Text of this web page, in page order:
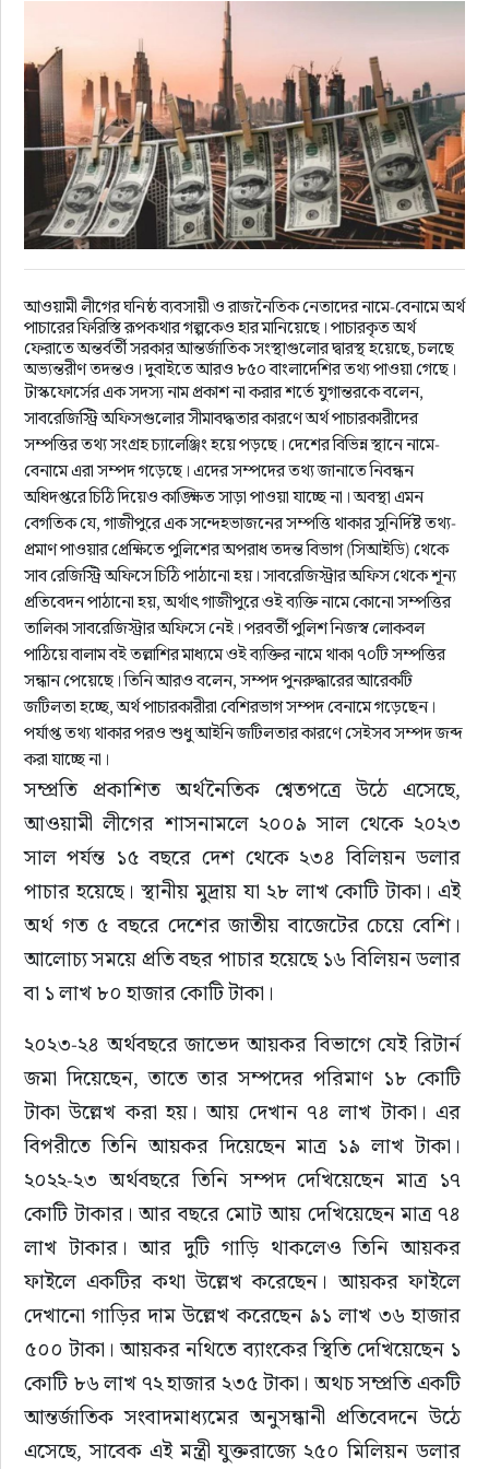
রাজনীতি
নির্বাচন
আলোচিত সংবাদ
ই-পেপার
আওয়ামী লীগের ঘনিষ্ঠ ব্যবসায়ী ও রাজনৈতিক নেতাদের নামে-বেনামে অর্থ
পাচারের ফিরিস্তি রূপকথার গল্পকেও হার মানিয়েছে। পাচারকৃত অর্থ
ফেরাতে অন্তর্বর্তী সরকার আন্তর্জাতিক সংস্থাগুলোর দ্বারস্থ হয়েছে, চলছে
অভ্যন্তরীণ তদন্তও। দুবাইতে আরও ৮৫০ বাংলাদেশির তথ্য পাওয়া গেছে।
টাস্কফোর্সের এক সদস্য নাম প্রকাশ না করার শর্তে যুগান্তরকে বলেন,
সাবরেজিস্ট্রি অফিসগুলোর সীমাবদ্ধতার কারণে অর্থ পাচারকারীদের
সম্পত্তির তথ্য সংগ্রহ চ্যালেঞ্জিং হয়ে পড়ছে। দেশের বিভিন্ন স্থানে নামে-
বেনামে এরা সম্পদ গড়েছে। এদের সম্পদের তথ্য জানাতে নিবন্ধন
অধিদপ্তরে চিঠি দিয়েও কাঙ্ক্ষিত সাড়া পাওয়া যাচ্ছে না। অবস্থা এমন
বেগতিক যে, গাজীপুরে এক সন্দেহভাজনের সম্পত্তি থাকার সুনির্দিষ্ট তথ্য-
প্রমাণ পাওয়ার প্রেক্ষিতে পুলিশের অপরাধ তদন্ত বিভাগ (সিআইডি) থেকে
সাব রেজিস্ট্রি অফিসে চিঠি পাঠানো হয়। সাবরেজিস্ট্রার অফিস থেকে শূন্য
প্রতিবেদন পাঠানো হয়, অর্থাৎ গাজীপুরে ওই ব্যক্তি নামে কোনো সম্পত্তির
তালিকা সাবরেজিস্ট্রার অফিসে নেই। পরবর্তী পুলিশ নিজস্ব লোকবল
পাঠিয়ে বালাম বই তল্লাশির মাধ্যমে ওই ব্যক্তির নামে থাকা ৭০টি সম্পত্তির
সন্ধান পেয়েছে। তিনি আরও বলেন, সম্পদ পুনরুদ্ধারের আরেকটি
জটিলতা হচ্ছে, অর্থ পাচারকারীরা বেশিরভাগ সম্পদ বেনামে গড়েছেন।
পর্যাপ্ত তথ্য থাকার পরও শুধু আইনি জটিলতার কারণে সেইসব সম্পদ জব্দ
করা যাচ্ছে না।
সম্প্রতি প্রকাশিত অর্থনৈতিক শ্বেতপত্রে উঠে এসেছে,
আওয়ামী লীগের শাসনামলে ২০০৯ সাল থেকে ২০২৩
সাল পর্যন্ত ১৫ বছরে দেশ থেকে ২৩৪ বিলিয়ন ডলার
পাচার হয়েছে। স্থানীয় মুদ্রায় যা ২৮ লাখ কোটি টাকা। এই
অর্থ গত ৫ বছরে দেশের জাতীয় বাজেটের চেয়ে বেশি।
আলোচ্য সময়ে প্রতি বছর পাচার হয়েছে ১৬ বিলিয়ন ডলার
বা ১ লাখ ৮০ হাজার কোটি টাকা।
২০২৩-২৪ অর্থবছরে জাভেদ আয়কর বিভাগে যেই রিটার্ন
জমা দিয়েছেন, তাতে তার সম্পদের পরিমাণ ১৮ কোটি
টাকা উল্লেখ করা হয়। আয় দেখান ৭৪ লাখ টাকা। এর
বিপরীতে তিনি আয়কর দিয়েছেন মাত্র ১৯ লাখ টাকা।
২০২২-২৩ অর্থবছরে তিনি সম্পদ দেখিয়েছেন মাত্র ১৭
কোটি টাকার। আর বছরে মোট আয় দেখিয়েছেন মাত্র ৭৪
লাখ টাকার। আর দুটি গাড়ি থাকলেও তিনি আয়কর
ফাইলে একটির কথা উল্লেখ করেছেন। আয়কর ফাইলে
দেখানো গাড়ির দাম উল্লেখ করেছেন ৯১ লাখ ৩৬ হাজার
৫০০ টাকা। আয়কর নথিতে ব্যাংকের স্থিতি দেখিয়েছেন ১
কোটি ৮৬ লাখ ৭২ হাজার ২৩৫ টাকা। অথচ সম্প্রতি একটি
আন্তর্জাতিক সংবাদমাধ্যমের অনুসন্ধানী প্রতিবেদনে উঠে
এসেছে, সাবেক এই মন্ত্রী যুক্তরাজ্যে ২৫০ মিলিয়ন ডলার